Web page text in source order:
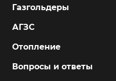
Газгольдеры
АГЗС
Отопление
Вопросы и ответы